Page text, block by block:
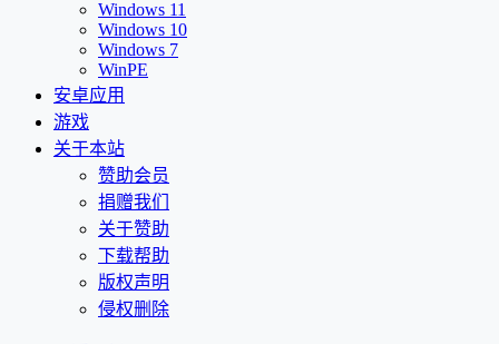
Windows 11
Windows 10
Windows 7
WinPE
安卓应用
游戏
关于本站
赞助会员
捐赠我们
关于赞助
下载帮助
版权声明
侵权删除